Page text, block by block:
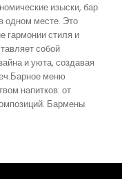
изыски, бар
одном месте. Это
гармонии стиля и
собой
и уюта, создавая
меню
напитков: от
Бармены